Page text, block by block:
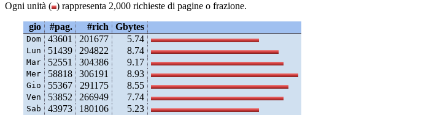
Ogni unità ( ) rappresenta 2,000 richieste di pagine o frazione.
gio
#pag. #rich Gbytes
Dom 43601 201677 5.74
Lun 51439 294822 8.74
Mar 52551 304386 9.17
Mer 58818 306191 8.93
Gio 55367 291175 8.55
Ven 53852 266949 7.74
Sab 43973 180106 5.23